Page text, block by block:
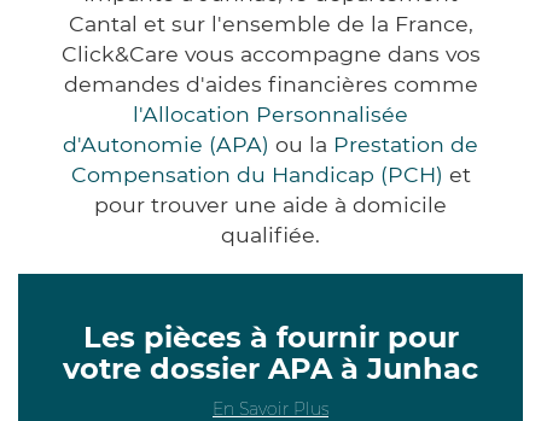
Cantal et sur l'ensemble de la France,
Click&Care vous accompagne dans vos
demandes d'aides financières comme
l'Allocation Personnalisée
d'Autonomie (APA) ou la Prestation de
Compensation du Handicap (PCH) et
pour trouver une aide à domicile
qualifiée.
Les pièces à fournir pour
votre dossier APA à Junhac
En Savoir Plus